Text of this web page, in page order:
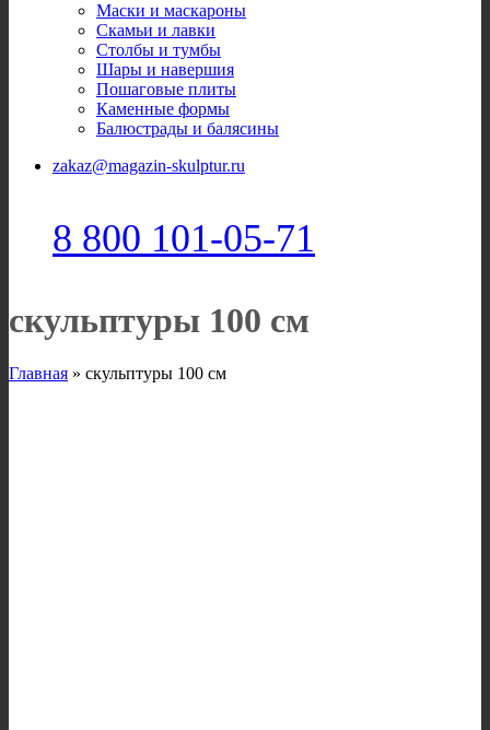
Маски и маскароны
Скамьи и лавки
Столбы и тумбы
Шары и навершия
Пошаговые плиты
Каменные формы
Балюстрады и балясины
zakaz@magazin-skulptur.ru
8 800 101-05-71
скульптуры 100 см
Главная » скульптуры 100 см